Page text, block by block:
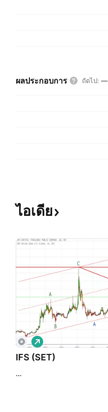
ผลประกอบการ ถัดไป: —
ไอเดีย
IFS (SET)
...
เ
พิ่
ม